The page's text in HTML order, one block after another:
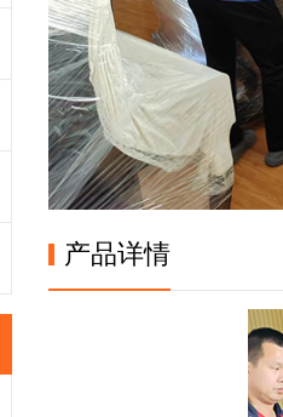
产品详情